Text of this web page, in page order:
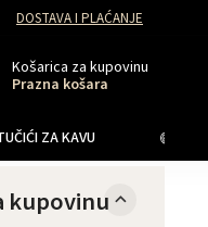
DOSTAVA I PLAĆANJE
Košarica za kupovinu
Prazna košara
ZA KAVU
kupovinu